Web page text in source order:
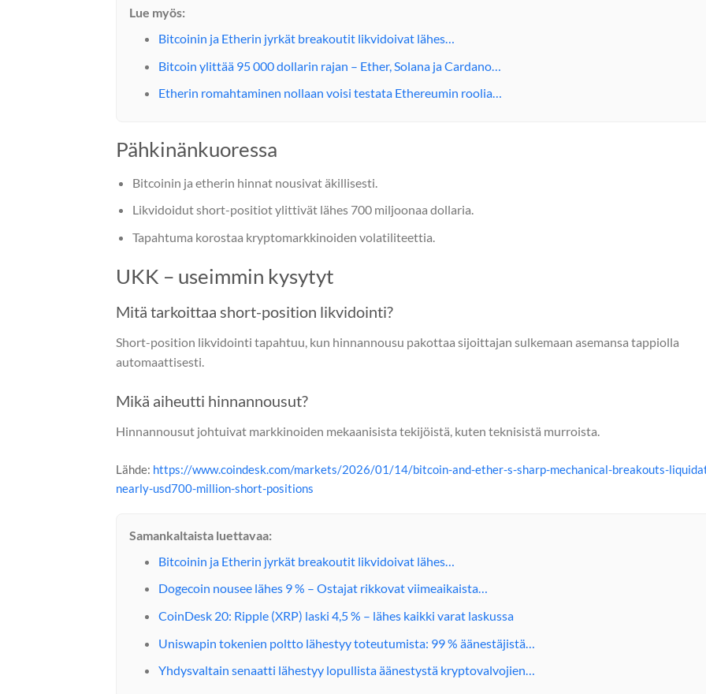
Lue myös:
Bitcoinin ja Etherin jyrkät breakoutit likvidoivat lähes…
Bitcoin ylittää 95 000 dollarin rajan – Ether, Solana ja Cardano…
Etherin romahtaminen nollaan voisi testata Ethereumin roolia…
Pähkinänkuoressa
Bitcoinin ja etherin hinnat nousivat äkillisesti.
Likvidoidut short-positiot ylittivät lähes 700 miljoonaa dollaria.
Tapahtuma korostaa kryptomarkkinoiden volatiliteettia.
UKK – useimmin kysytyt
Mitä tarkoittaa short-position likvidointi?
Short-position likvidointi tapahtuu, kun hinnannousu pakottaa sijoittajan sulkemaan asemansa tappiolla
automaattisesti.
Mikä aiheutti hinnannousut?
Hinnannousut johtuivat markkinoiden mekaanisista tekijöistä, kuten teknisistä murroista.
Lähde: https://www.coindesk.com/markets/2026/01/14/bitcoin-and-ether-s-sharp-mechanical-breakouts-
nearly-usd700-million-short-positions
Samankaltaista luettavaa:
Bitcoinin ja Etherin jyrkät breakoutit likvidoivat lähes…
Dogecoin nousee lähes 9 % – Ostajat rikkovat viimeaikaista…
CoinDesk 20: Ripple (XRP) laski 4,5 % – lähes kaikki varat laskussa
Uniswapin tokenien poltto lähestyy toteutumista: 99 % äänestäjistä…
Yhdysvaltain senaatti lähestyy lopullista äänestystä kryptovalvojien…